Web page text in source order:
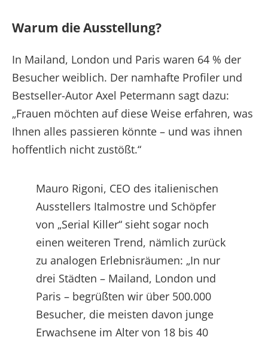
Warum die Ausstellung?
In Mailand, London und Paris waren 64 % der
Besucher weiblich. Der namhafte Profiler und
Bestseller-Autor Axel Petermann sagt dazu:
„Frauen möchten auf diese Weise erfahren, was
Ihnen alles passieren könnte – und was ihnen
hoffentlich nicht zustößt.“
Mauro Rigoni, CEO des italienischen
Ausstellers Italmostre und Schöpfer
von „Serial Killer“ sieht sogar noch
einen weiteren Trend, nämlich zurück
zu analogen Erlebnisräumen: „In nur
drei Städten – Mailand, London und
Paris – begrüßten wir über 500.000
Besucher, die meisten davon junge
Erwachsene im Alter von 18 bis 40